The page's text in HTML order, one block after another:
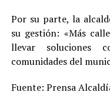
Por su parte, la
su gestión: «Más
llevar soluciones
comunidades del
Fuente: Prensa